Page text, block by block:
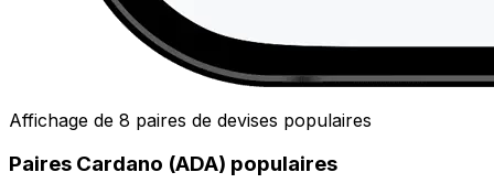
Affichage de 8 paires de devises populaires
Paires Cardano (ADA) populaires